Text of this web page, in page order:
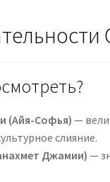
(Айя-Софья) —
слияние.
Джамии)—